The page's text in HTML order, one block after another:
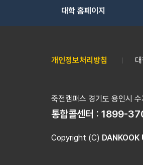
대학 홈페이지
개인정보처리방침
죽전캠퍼스 경기도 용인시
통합콜센터 : 1899-
Copyright (C) DANKOOK